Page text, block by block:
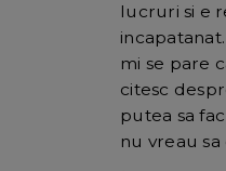
lucruri si e
mi se pare
citesc
putea sa
nu vreau